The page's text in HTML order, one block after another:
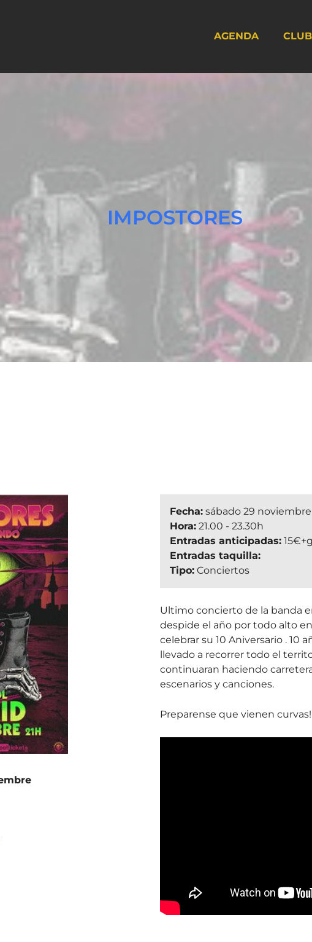
AGENDA
IMPOSTORES
Fecha:sábado 29 noviembre
Hora:21.00 - 23.30h
Entradas anticipadas:
Entradas taquilla:
Tipo:Conciertos
Ultimo concierto de la banda
despide el año por todo alto
celebrar su 10 Aniversario . 10
llevado a recorrer todo el
continuaran haciendo
escenarios y canciones.
Preparense que vienen